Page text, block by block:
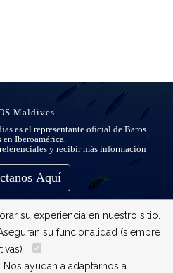
Maldives
es el representante oficial de Baros
Iberoamérica.
y recibír más información
Aquí
su experiencia en nuestro sitio.
su funcionalidad (siempre
Nos ayudan a adaptarnos a